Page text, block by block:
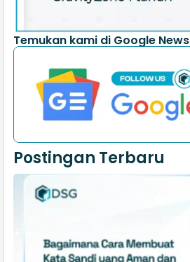
Temukan kami di Google News
Postingan Terbaru